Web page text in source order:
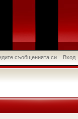
съобщенията си Вход